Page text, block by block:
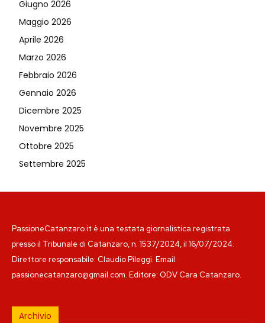
Giugno 2026
Maggio 2026
Aprile 2026
Marzo 2026
Febbraio 2026
Gennaio 2026
Dicembre 2025
Novembre 2025
Ottobre 2025
Settembre 2025
PassioneCatanzaro.it è una testata giornalistica registrata
presso il Tribunale di Catanzaro, n. 1537/2024, il 16/07/2024.
Direttore responsabile: Claudio Pileggi. Email:
passionecatanzaro@gmail.com. Editore: ODV Cara Catanzaro.
Archivio